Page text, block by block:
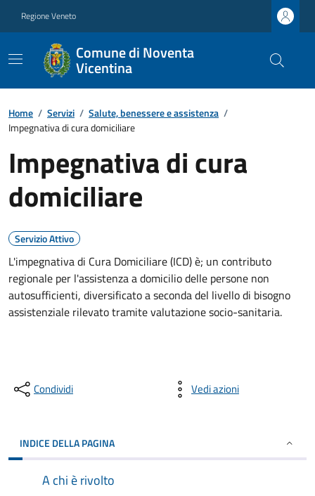
Regione Veneto
Comune di Noventa
Vicentina
Home / Servizi / Salute, benessere e assistenza /
Impegnativa di cura domiciliare
Impegnativa di cura
domiciliare
Servizio Attivo
L'impegnativa di Cura Domiciliare (ICD) è; un contributo
regionale per l'assistenza a domicilio delle persone non
autosufficienti, diversificato a seconda del livello di bisogno
assistenziale rilevato tramite valutazione socio-sanitaria.
Condividi Vedi azioni
INDICE DELLA PAGINA
A chi è rivolto